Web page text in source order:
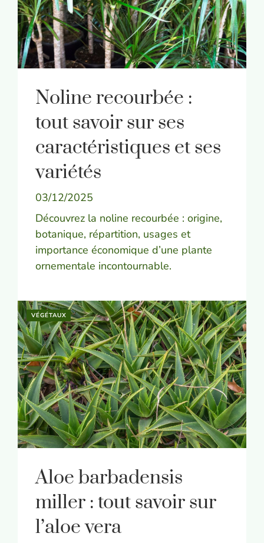
Noline recourbée :
tout savoir sur ses
caractéristiques et ses
variétés
03/12/2025
Découvrez la noline recourbée : origine,
botanique, répartition, usages et
importance économique d’une plante
ornementale incontournable.
VÉGÉTAUX
Aloe barbadensis
miller : tout savoir sur
l’aloe vera